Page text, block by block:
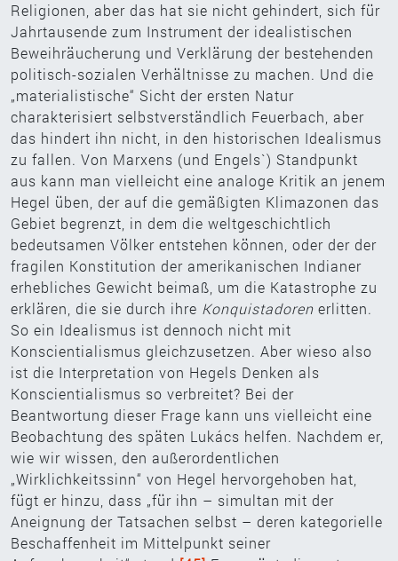
Religionen, aber das hat sie nicht gehindert, sich für
Jahrtausende zum Instrument der idealistischen
Beweihräucherung und Verklärung der bestehenden
politisch-sozialen Verhältnisse zu machen. Und die
„materialistische“ Sicht der ersten Natur
charakterisiert selbstverständlich Feuerbach, aber
das hindert ihn nicht, in den historischen Idealismus
zu fallen. Von Marxens (und Engels`) Standpunkt
aus kann man vielleicht eine analoge Kritik an jenem
Hegel üben, der auf die gemäßigten Klimazonen das
Gebiet begrenzt, in dem die weltgeschichtlich
bedeutsamen Völker entstehen können, oder der der
fragilen Konstitution der amerikanischen Indianer
erhebliches Gewicht beimaß, um die Katastrophe zu
erklären, die sie durch ihre Konquistadoren erlitten.
So ein Idealismus ist dennoch nicht mit
Konscientialismus gleichzusetzen. Aber wieso also
ist die Interpretation von Hegels Denken als
Konscientialismus so verbreitet? Bei der
Beantwortung dieser Frage kann uns vielleicht eine
Beobachtung des späten Lukács helfen. Nachdem er,
wie wir wissen, den außerordentlichen
„Wirklichkeitssinn“ von Hegel hervorgehoben hat,
fügt er hinzu, dass „für ihn – simultan mit der
Aneignung der Tatsachen selbst – deren kategorielle
Beschaffenheit im Mittelpunkt seiner